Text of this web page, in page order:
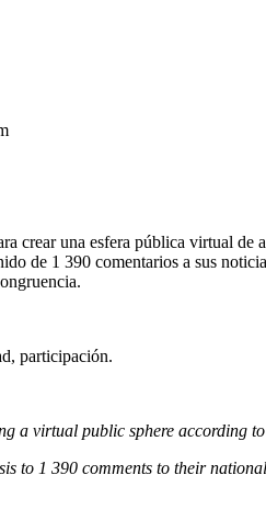
una esfera pública virtual
de 1 390 comentarios a sus
participación.
a virtual public sphere according
to 1 390 comments to their